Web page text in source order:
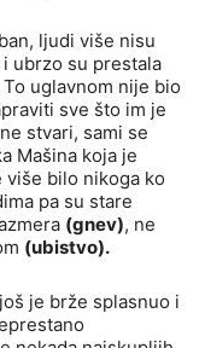
ljudi više nisu
ubrzo su prestala
uglavnom nije bio
sve što im je
stvari, sami se
Mašina koja je
više bilo nikoga ko
pa su stare
(gnev), ne
(ubistvo).
je brže splasnuo i